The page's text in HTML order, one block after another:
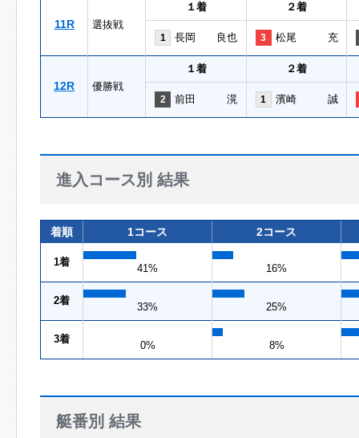
11R 選抜戦
１着 ２着
1 長岡 良也 3 松尾 充
12R 優勝戦
１着 ２着
2 前田 滉 1 濱崎 誠
進入コース別 結果
着順 1コース 2コース
1着
41% 16%
2着
33% 25%
3着
0% 8%
艇番別 結果